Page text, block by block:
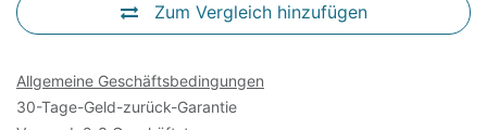
Zum Vergleich hinzufügen
Allgemeine Geschäftsbedingungen
30-Tage-Geld-zurück-Garantie